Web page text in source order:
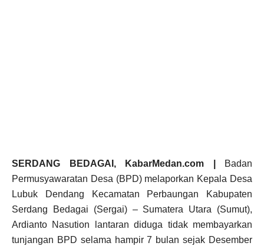
SERDANG BEDAGAI, KabarMedan.com |
Badan
Permusyawaratan Desa (BPD) melaporkan Kepala Desa
Lubuk Dendang Kecamatan Perbaungan Kabupaten
Serdang Bedagai (Sergai) – Sumatera Utara (Sumut),
Ardianto Nasution lantaran diduga tidak membayarkan
tunjangan BPD selama hampir 7 bulan sejak Desember